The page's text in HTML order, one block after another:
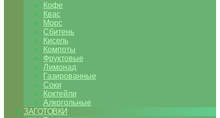
Кофе
Квас
Морс
Сбитень
Кисель
Компоты
Фруктовые
Лимонад
Газированные
Соки
Коктейли
Алкогольные
ЗАГОТОВКИ